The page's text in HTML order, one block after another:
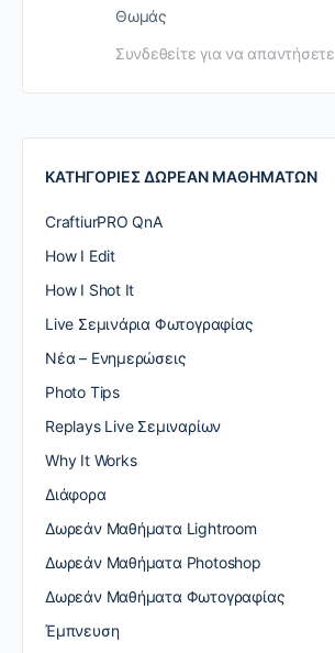
Θωμάς
Συνδεθείτε για να απαντήσετε
ΚΑΤΗΓΟΡΙΕΣ ΔΩΡΕΑΝ ΜΑΘΗΜΑΤΩΝ
CraftiurPRO QnA
How I Edit
How I Shot It
Live Σεμινάρια Φωτογραφίας
Nέα – Ενημερώσεις
Photo Tips
Replays Live Σεμιναρίων
Why It Works
Διάφορα
Δωρεάν Μαθήματα Lightroom
Δωρεάν Μαθήματα Photoshop
Δωρεάν Μαθήματα Φωτογραφίας
Έμπνευση